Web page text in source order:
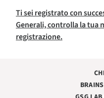
Ti sei registrato con
Generali, controlla la tua
registrazione.